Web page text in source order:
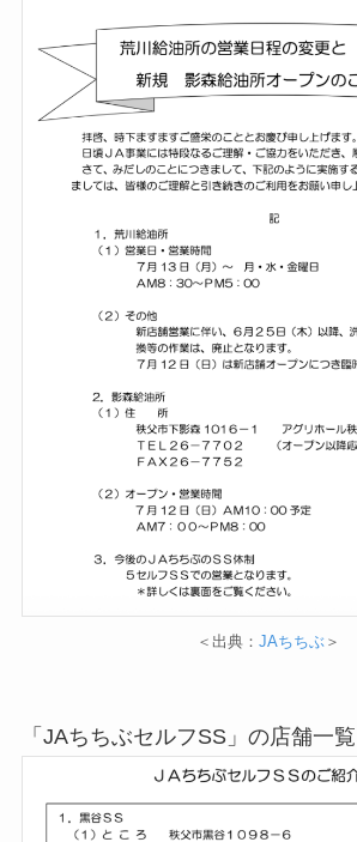
＜出典： JAちちぶ ＞
「JAちちぶセルフSS」の店舗一覧